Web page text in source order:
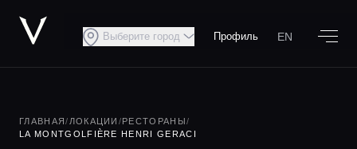
Выберите город Профиль EN
ГЛАВНАЯ/ ЛОКАЦИИ /РЕСТОРАНЫ/
LA MONTGOLFIÈRE HENRI GERACI